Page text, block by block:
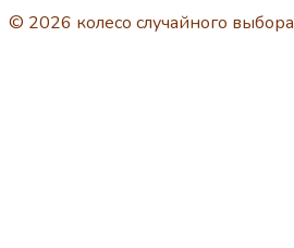
© 2026 колесо случайного выбора